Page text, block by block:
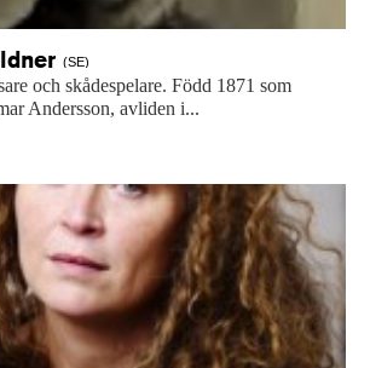
(SE)
och skådespelare. Född 1871 som
Andersson, avliden i...